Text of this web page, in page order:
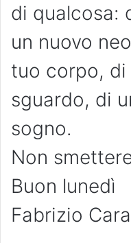
di qualcosa:
un nuovo
tuo corpo, di
sguardo, di
sogno.
Non
Buon lunedì
Fabrizio